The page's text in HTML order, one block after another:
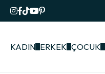
KADIN ERKEK ÇOCUK